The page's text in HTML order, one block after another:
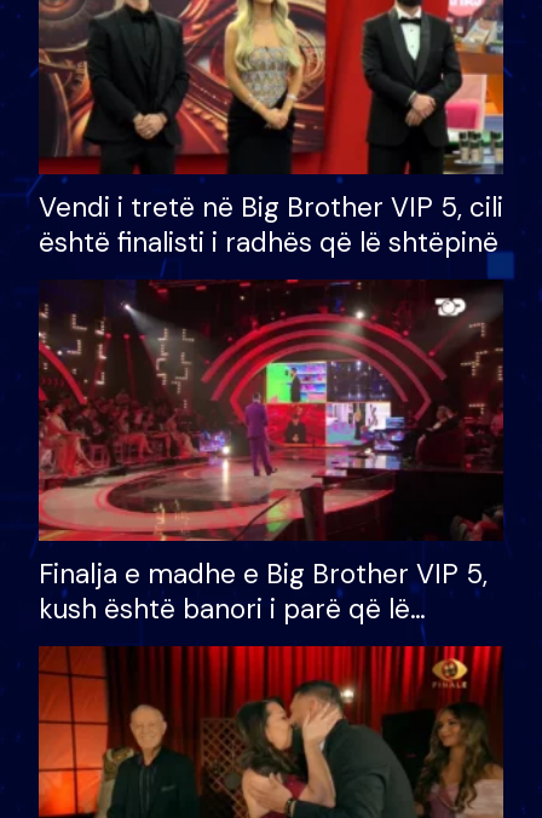
Vendi i tretë në Big Brother VIP 5, cili
është finalisti i radhës që lë shtëpinë
Finalja e madhe e Big Brother VIP 5,
kush është banori i parë që lë
shtëpinë dhe humb mundësinë për
të fituar çmimin e madh